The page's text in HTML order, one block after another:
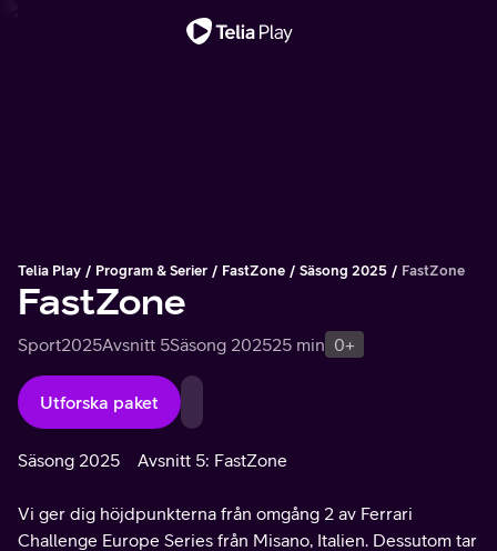
Telia Play Program & Serier FastZone Säsong 2025 FastZone
FastZone
Sport2025Avsnitt 5Säsong 202525 min 0+
Utforska paket
Säsong 2025 Avsnitt 5: FastZone
Vi ger dig höjdpunkterna från omgång 2 av Ferrari
Challenge Europe Series från Misano, Italien. Dessutom tar